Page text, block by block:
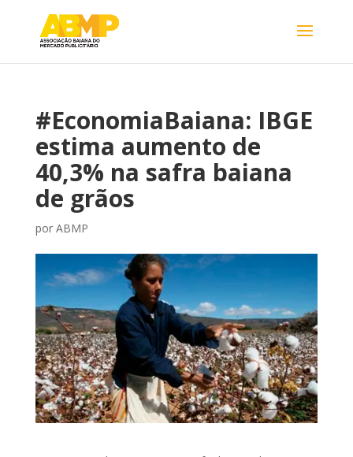
#EconomiaBaiana: IBGE
estima aumento de
40,3% na safra baiana
de grãos
por ABMP